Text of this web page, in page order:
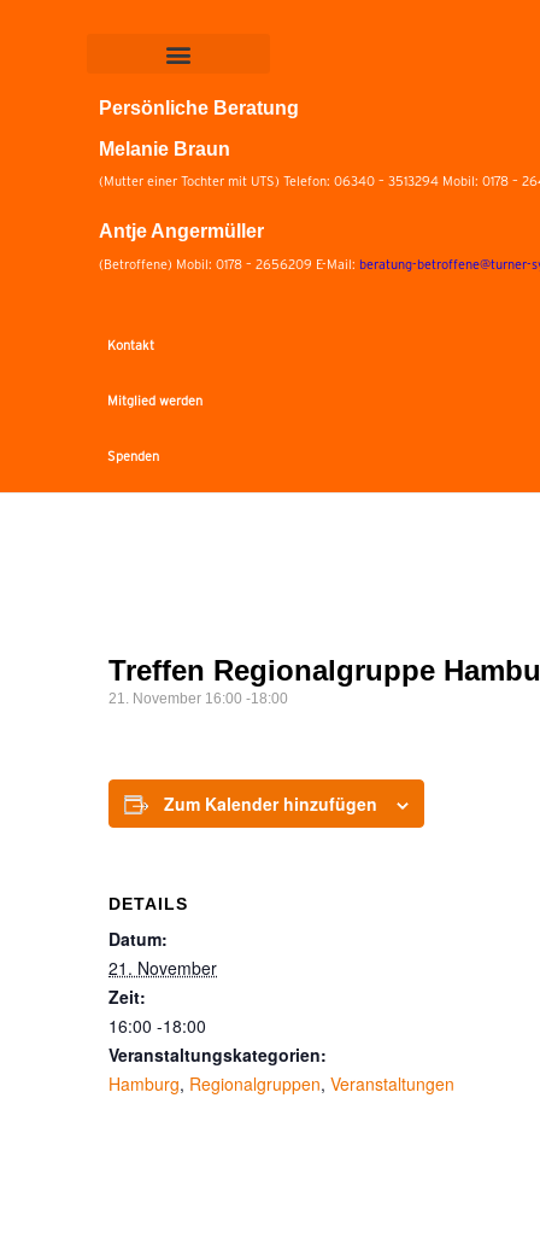
Persönliche Beratung
Melanie Braun
(Mutter einer Tochter mit UTS) Telefon: 06340 – 3513294 Mobil: 0178 –
Antje Angermüller
(Betroffene) Mobil: 0178 – 2656209 E-Mail: beratung-betroffene@turner-
Kontakt
Mitglied werden
Spenden
Treffen Regionalgruppe
21. November 16:00 -18:00
Zum Kalender hinzufügen
DETAILS
Datum:
21. November
Zeit:
16:00 -18:00
Veranstaltungskategorien:
Hamburg, Regionalgruppen, Veranstaltungen